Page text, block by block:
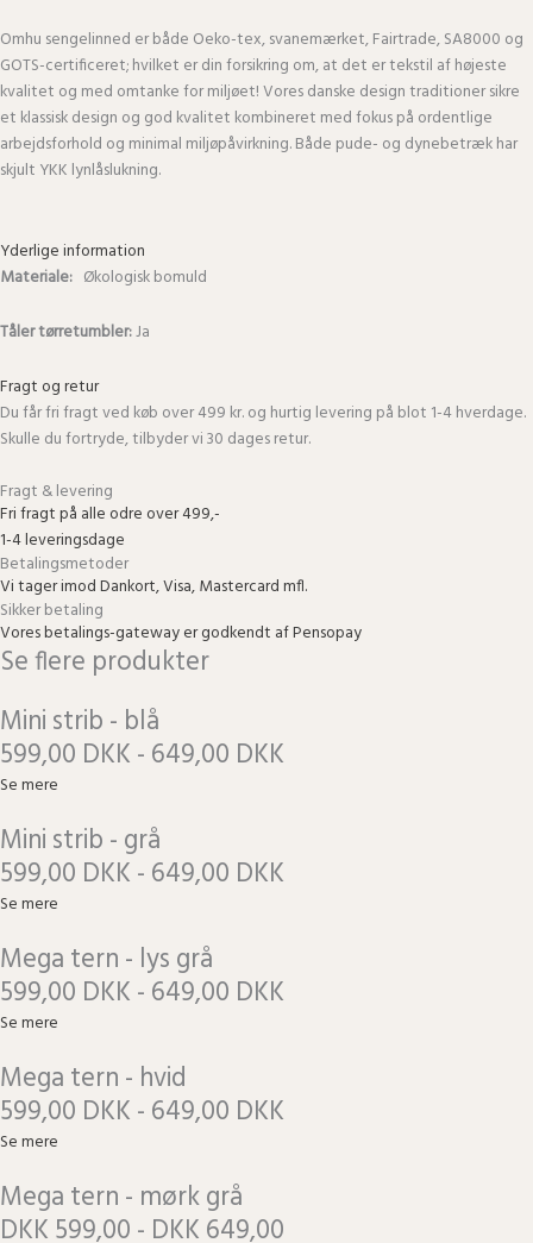
Omhu sengelinned er både Oeko-tex, svanemærket, Fairtrade, SA8000 og
GOTS-certificeret; hvilket er din forsikring om, at det er tekstil af højeste
kvalitet og med omtanke for miljøet! Vores danske design traditioner sikre
et klassisk design og god kvalitet kombineret med fokus på ordentlige
arbejdsforhold og minimal miljøpåvirkning. Både pude- og dynebetræk har
skjult YKK lynlåslukning.
Yderlige information
Materiale: Økologisk bomuld
Tåler tørretumbler:Ja
Fragt og retur
Du får fri fragt ved køb over 499 kr. og hurtig levering på blot 1-4 hverdage.
Skulle du fortryde, tilbyder vi 30 dages retur.
Fragt & levering
Fri fragt på alle odre over 499,-
1-4 leveringsdage
Betalingsmetoder
Vi tager imod Dankort, Visa, Mastercard mfl.
Sikker betaling
Vores betalings-gateway er godkendt af Pensopay
Se flere produkter
Mini strib - blå
599,00 DKK - 649,00 DKK
Se mere
Mini strib - grå
599,00 DKK - 649,00 DKK
Se mere
Mega tern - lys grå
599,00 DKK - 649,00 DKK
Se mere
Mega tern - hvid
599,00 DKK - 649,00 DKK
Se mere
Mega tern - mørk grå
DKK 599,00 - DKK 649,00